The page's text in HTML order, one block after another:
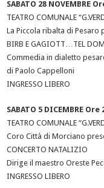
SABATO 28 NOVEMBRE
TEATRO COMUNALE
La Piccola ribalta di Pesaro
BIRB E GAGIOTT…TEL
Commedia in dialetto
di Paolo Cappelloni
INGRESSO LIBERO
SABATO 5 DICEMBRE Ore
TEATRO COMUNALE
Coro Città di Morciano
CONCERTO NATALIZIO
Dirige il maestro Oreste
INGRESSO LIBERO